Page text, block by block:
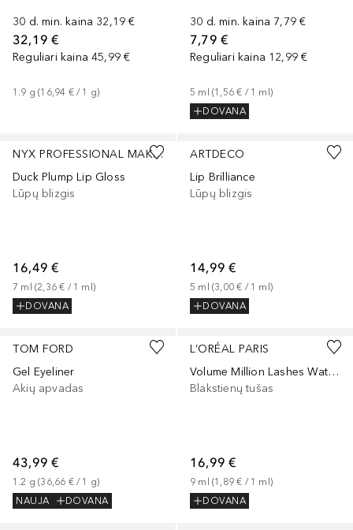
30 d. min. kaina 32,19 €
32,19 €
Reguliari kaina 45,99 €
1.9 g (16,94 € / 1 g)
30 d. min. kaina 7,79 €
7,79 €
Reguliari kaina 12,99 €
5 ml (1,56 € / 1 ml )
DOVANA
NYX PROFESSIONAL MAKEUP
Duck Plump Lip Gloss
Lūpų blizgis
16,49 €
7 ml (2,36 € / 1 ml )
DOVANA
ARTDECO
Lip Brilliance
Lūpų blizgis
14,99 €
5 ml (3,00 € / 1 ml )
DOVANA
+5
TOM FORD
Gel Eyeliner
Akių apvadas
43,99 €
1.2 g (36,66 € / 1 g)
NAUJA
DOVANA
L’ORÉAL PARIS
Volume Million Lashes Waterproof
Blakstienų tušas
16,99 €
9 ml (1,89 € / 1 ml )
DOVANA
+3 +1